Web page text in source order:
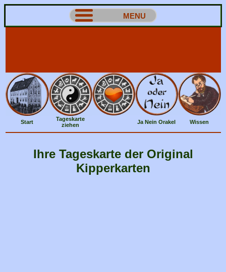
MENU
Start
Tageskarte
ziehen
Ja Nein Orakel Wissen
Ihre Tageskarte der Original
Kipperkarten